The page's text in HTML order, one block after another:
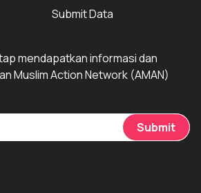
Submit Data
mendapatkan informasi dan
Muslim Action Network (AMAN)
Submit